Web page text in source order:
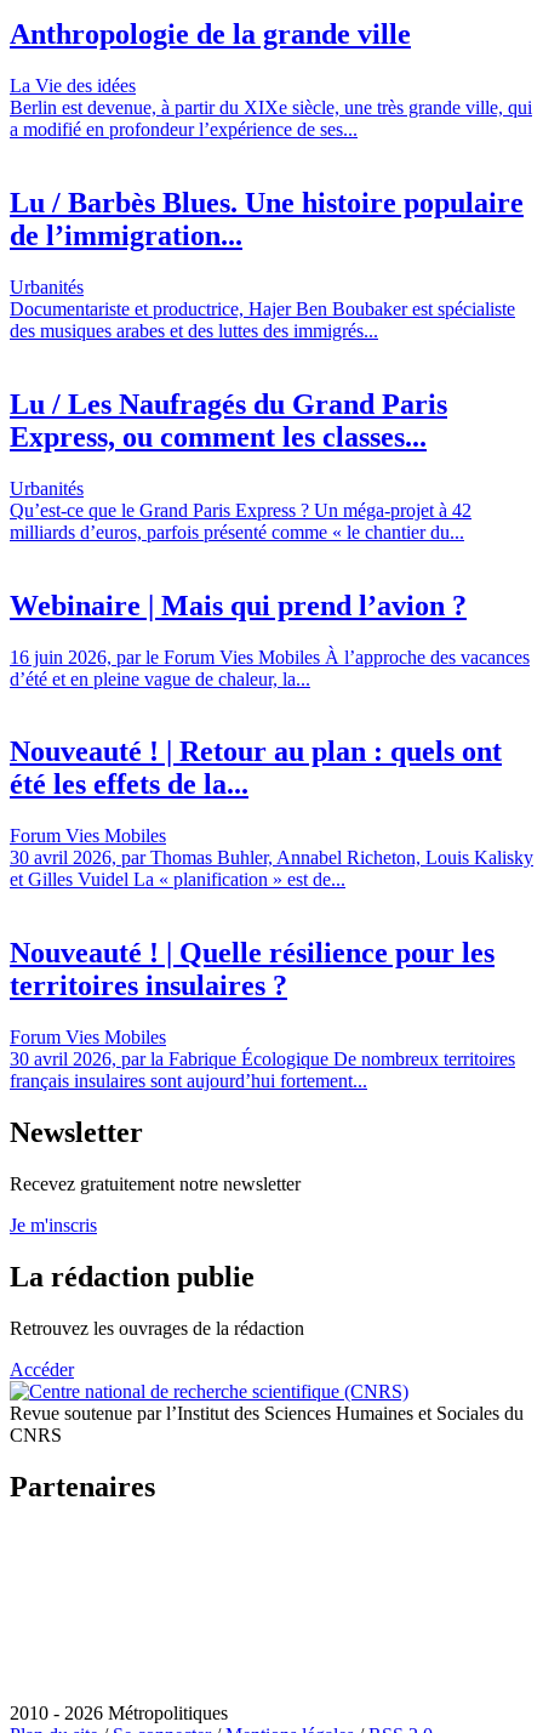
Anthropologie de la grande ville
La Vie des idées
Berlin est devenue, à partir du XIXe siècle, une très grande ville, qui
a modifié en profondeur l’expérience de ses...
Lu / Barbès Blues. Une histoire populaire
de l’immigration...
Urbanités
Documentariste et productrice, Hajer Ben Boubaker est spécialiste
des musiques arabes et des luttes des immigrés...
Lu / Les Naufragés du Grand Paris
Express, ou comment les classes...
Urbanités
Qu’est-ce que le Grand Paris Express ? Un méga-projet à 42
milliards d’euros, parfois présenté comme « le chantier du...
Webinaire | Mais qui prend l’avion ?
16 juin 2026, par le Forum Vies Mobiles À l’approche des vacances
d’été et en pleine vague de chaleur, la...
Nouveauté ! | Retour au plan : quels ont
été les effets de la...
Forum Vies Mobiles
30 avril 2026, par Thomas Buhler, Annabel Richeton, Louis Kalisky
et Gilles Vuidel La « planification » est de...
Nouveauté ! | Quelle résilience pour les
territoires insulaires ?
Forum Vies Mobiles
30 avril 2026, par la Fabrique Écologique De nombreux territoires
français insulaires sont aujourd’hui fortement...
Newsletter
Recevez gratuitement notre newsletter
Je m'inscris
La rédaction publie
Retrouvez les ouvrages de la rédaction
Accéder
Revue soutenue par l’Institut des Sciences Humaines et Sociales du
CNRS
Partenaires
2010 - 2026 Métropolitiques